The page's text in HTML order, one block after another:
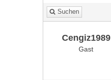
Suchen
Cengiz1989
Gast